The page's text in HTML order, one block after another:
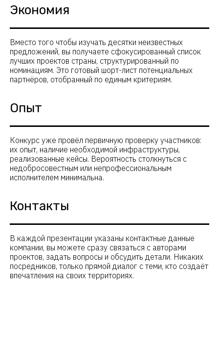
Экономия
Вместо того чтобы изучать десятки неизвестных
предложений, вы получаете сфокусированный список
лучших проектов страны, структурированный по
номинациям. Это готовый шорт-лист потенциальных
партнёров, отобранный по единым критериям.
Опыт
Конкурс уже провёл первичную проверку участников:
их опыт, наличие необходимой инфраструктуры,
реализованные кейсы. Вероятность столкнуться с
недобросовестным или непрофессиональным
исполнителем минимальна.
Контакты
В каждой презентации указаны контактные данные
компании, вы можете сразу связаться с авторами
проектов, задать вопросы и обсудить детали. Никаких
посредников, только прямой диалог с теми, кто создаёт
впечатления на своих территориях.
МЕНЮ
О конкурсе
Участникам
Партнерам
Жюри
Галерея проектов
Вместе возводим прочный мост между
теми, кто развивает деловой туризм на
территориях, и теми, кто ищет лучшие
решения для своих команд и партнёров.